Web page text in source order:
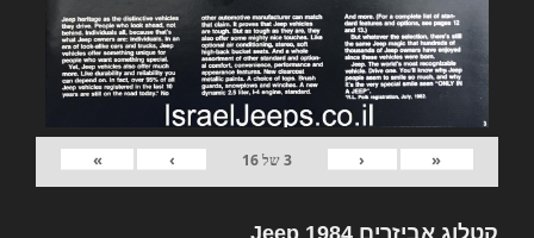
«
‹
3של16
›
»
קטלוג אביזרים Jeep 1984